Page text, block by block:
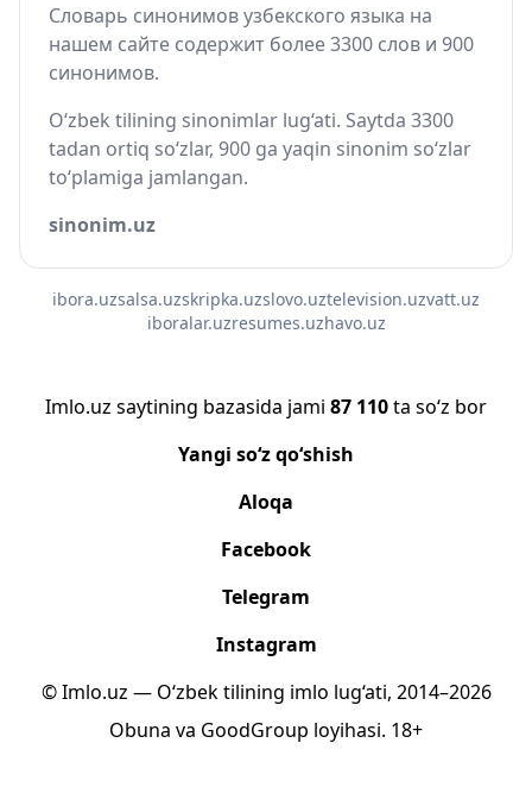
Словарь синонимов узбекского языка на
нашем сайте содержит более 3300 слов и 900
синонимов.
O‘zbek tilining sinonimlar lug‘ati. Saytda 3300
tadan ortiq so‘zlar, 900 ga yaqin sinonim so‘zlar
to‘plamiga jamlangan.
sinonim.uz
ibora.uzsalsa.uzskripka.uzslovo.uztelevision.uzvatt.uz
iboralar.uzresumes.uzhavo.uz
Imlo.uz saytining bazasida jami 87 110ta so‘z bor
Yangi so‘z qo‘shish
Aloqa
Facebook
Telegram
Instagram
© Imlo.uz — O‘zbek tilining imlo lug‘ati, 2014–2026
Obuna va GoodGroup loyihasi. 18+